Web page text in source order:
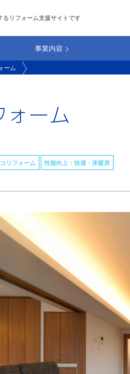
るリフォーム支援サイトです
事業内容
ーム
ーム
リフォーム 性能向上：快適・床暖房